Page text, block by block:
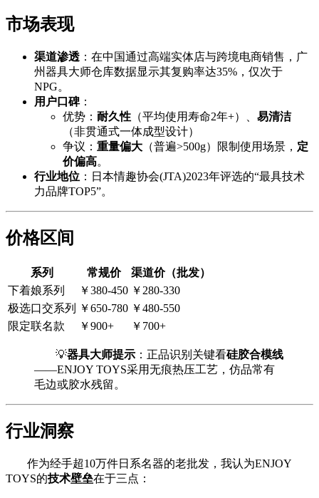
市场表现
渠道渗透 ：在中国通过高端实体店与跨境电商销售，广
州器具大师仓库数据显示其复购率达35%，仅次于
NPG。
用户口碑：
优势： 耐久性 （平均使用寿命2年+）、 易清洁
（非贯通式一体成型设计）
争议： 重量偏大 （普遍>500g）限制使用场景， 定
价偏高。
行业地位 ：日本情趣协会(JTA)2023年评选的“最具技术
力品牌TOP5”。
价格区间
系列 常规价
渠道价（批发）
下着娘系列
￥380-450 ￥280-330
极选口交系列
￥650-780 ￥480-550
限定联名款
￥900+ ￥700+
💡器具大师提示 ：正品识别关键看硅胶合模线
——ENJOY TOYS采用无痕热压工艺，仿品常有
毛边或胶水残留。
行业洞察
作为经手超10万件日系名器的老批发，我认为ENJOY
TOYS的技术壁垒在于三点：